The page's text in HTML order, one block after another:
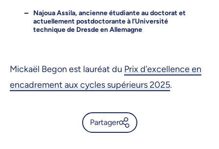
Najoua Assila, ancienne étudiante au doctorat et
actuellement postdoctorante à l’Université
technique de Dresde en Allemagne
Mickaël Begon est lauréat du Prix d’excellence en
encadrement aux cycles supérieurs 2025.
Partager